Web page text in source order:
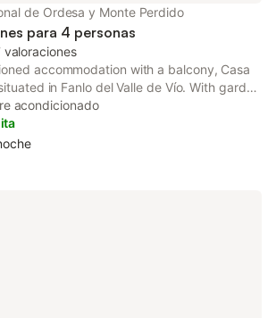
de Ordesa y Monte Perdido
para 4 personas
valoraciones
accommodation with a balcony, Casa
in Fanlo del Valle de Vío. With garden
provides a patio.
acondicionado